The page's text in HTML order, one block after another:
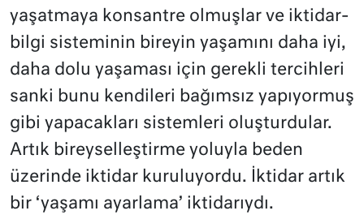
yaşatmaya konsantre olmuşlar ve iktidar-
bilgi sisteminin bireyin yaşamını daha iyi,
daha dolu yaşaması için gerekli tercihleri
sanki bunu kendileri bağımsız yapıyormuş
gibi yapacakları sistemleri oluşturdular.
Artık bireyselleştirme yoluyla beden
üzerinde iktidar kuruluyordu. İktidar artık
bir ‘yaşamı ayarlama’ iktidarıydı.